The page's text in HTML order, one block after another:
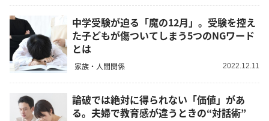
中学受験が迫る「魔の12月」。受験を控え
た子どもが傷ついてしまう5つのNGワード
とは
家族・人間関係 2022.12.11
論破では絶対に得られない「価値」があ
る。夫婦で教育感が違うときの“対話術”